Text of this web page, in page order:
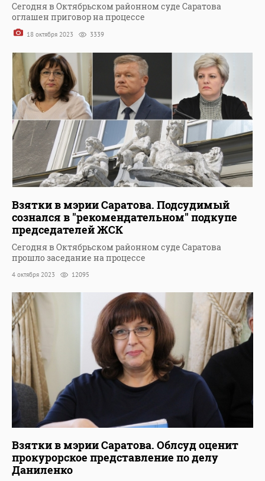
Сегодня в Октябрьском районном суде Саратова
оглашен приговор на процессе
18 октября 2023 3339
Взятки в мэрии Саратова. Подсудимый
сознался в "рекомендательном" подкупе
председателей ЖСК
Сегодня в Октябрьском районном суде Саратова
прошло заседание на процессе
4 октября 2023 12095
Взятки в мэрии Саратова. Облсуд оценит
прокурорское представление по делу
Даниленко